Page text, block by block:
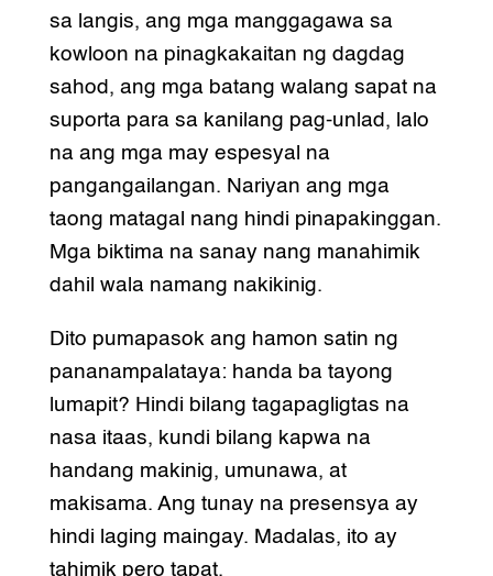
sa langis, ang mga manggagawa sa
kowloon na pinagkakaitan ng dagdag
sahod, ang mga batang walang sapat na
suporta para sa kanilang pag-unlad, lalo
na ang mga may espesyal na
pangangailangan. Nariyan ang mga
taong matagal nang hindi pinapakinggan.
Mga biktima na sanay nang manahimik
dahil wala namang nakikinig.
Dito pumapasok ang hamon satin ng
pananampalataya: handa ba tayong
lumapit? Hindi bilang tagapagligtas na
nasa itaas, kundi bilang kapwa na
handang makinig, umunawa, at
makisama. Ang tunay na presensya ay
hindi laging maingay. Madalas, ito ay
tahimik pero tapat.